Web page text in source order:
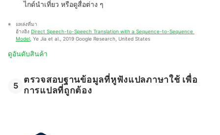
ไกด์นำเที่ยว หรือดูสื่อต่าง ๆ
แหล่งที่มา
อ้างอิง Direct Speech-to-Speech Translation with a Sequence-to-Sequence
Model , Ye Jia et al., 2019 Google Research, United States
ดูอันดับสินค้า
5
ตรวจสอบฐานข้อมูลที่หูฟังแปลภาษาใช้ เพื่อ
การแปลที่ถูกต้อง